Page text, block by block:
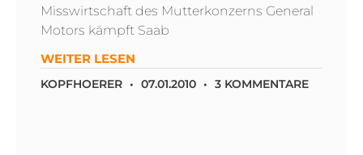
Misswirtschaft des Mutterkonzerns General
Motors kämpft Saab
WEITER LESEN
KOPFHOERER 07.01.2010 3 KOMMENTARE